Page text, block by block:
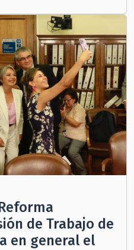
de Trabajo de
en general el